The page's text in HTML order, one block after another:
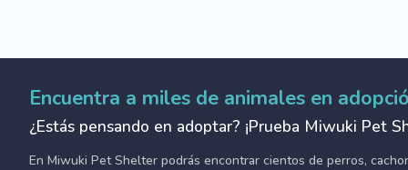
Encuentra a miles de animales en
¿Estás pensando en adoptar? ¡Prueba Miwuki Pet
En Miwuki Pet Shelter podrás encontrar cientos de perros,